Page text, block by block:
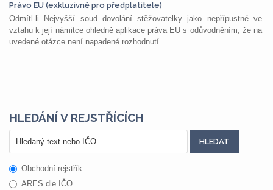
Právo EU (exkluzivně pro předplatitele)
Odmítl-li Nejvyšší soud dovolání stěžovatelky jako nepřípustné ve
vztahu k její námitce ohledně aplikace práva EU s odůvodněním, že na
uvedené otázce není napadené rozhodnutí...
HLEDÁNÍ V REJSTŘÍCÍCH
Obchodní rejstřík
ARES dle IČO